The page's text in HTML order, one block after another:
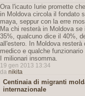
Ora l'icauto Iurie promette
in Moldova circola il fondato
maya, seppur con la erre
Ma chi resterà in Moldova se
35%, qualcuno dice il 40%,
all'estero. In Moldova
medico e qualche funzionario
I milionari insomma.
19 gen 2013 13:34
da nikita
Centinaia di migranti
internazionale